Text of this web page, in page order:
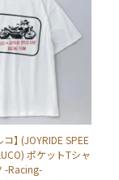
コ】 (JOYRIDE SPEE
ポケットTシャ
-Racing-